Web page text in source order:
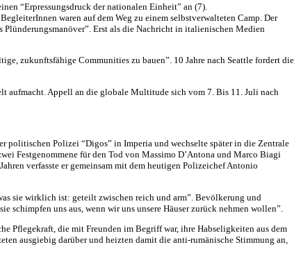
“Erpressungsdruck der nationalen Einheit” an (7).
waren auf dem Weg zu einem selbstverwalteten Camp. Der
Erst als die Nachricht in italienischen Medien
zukunftsfähige Communities zu bauen”. 10 Jahre nach Seattle fordert die
aufmacht. Appell an die globale Multitude sich vom 7. Bis 11. Juli nach
politischen Polizei “Digos” in Imperia und wechselte später in die Zentrale
Festgenommene für den Tod von Massimo D’Antona und Marco Biagi
verfasste er gemeinsam mit dem heutigen Polizeichef Antonio
sie wirklich ist: geteilt zwischen reich und arm”. Bevölkerung und
schimpfen uns aus, wenn wir uns unsere Häuser zurück nehmen wollen”.
Pflegekraft, die mit Freunden im Begriff war, ihre Habseligkeiten aus dem
ausgiebig darüber und heizten damit die anti-rumänische Stimmung an,